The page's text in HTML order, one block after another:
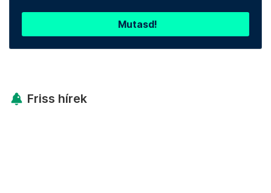
Mutasd!
Friss hírek